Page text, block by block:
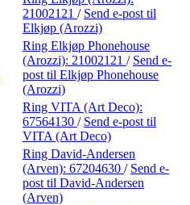
21002121 / Send e-post til
Elkjøp (Arozzi)
Ring Elkjøp Phonehouse
(Arozzi): 21002121 / Send e-
post til Elkjøp Phonehouse
(Arozzi)
Ring VITA (Art Deco):
67564130 / Send e-post til
VITA (Art Deco)
Ring David-Andersen
(Arven): 67204630 / Send e-
post til David-Andersen
(Arven)